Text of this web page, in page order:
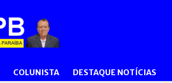
COLUNISTA DESTAQUE NOTÍCIAS